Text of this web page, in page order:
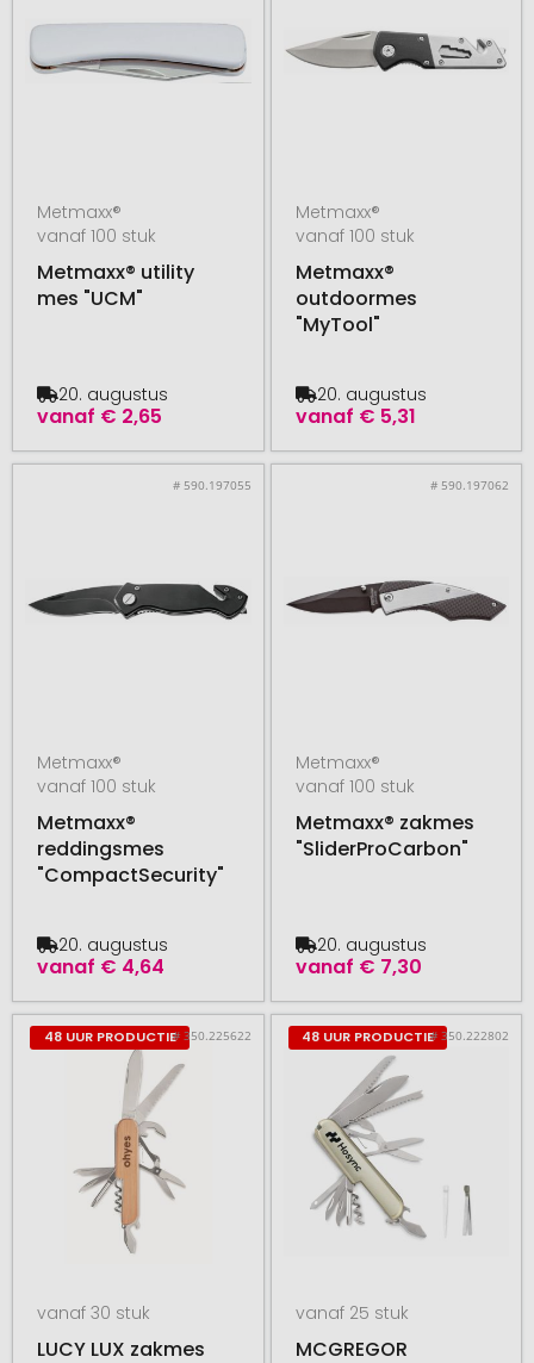
Metmaxx®
vanaf 100 stuk
Metmaxx® utility
mes "UCM"
vanaf € 2,65
20. augustus
Metmaxx®
vanaf 100 stuk
Metmaxx®
outdoormes
"MyTool"
vanaf € 5,31
20. augustus
# 590.197055
Metmaxx®
vanaf 100 stuk
Metmaxx®
reddingsmes
"CompactSecurity"
vanaf € 4,64
20. augustus
# 590.197062
Metmaxx®
vanaf 100 stuk
Metmaxx® zakmes
"SliderProCarbon"
vanaf € 7,30
20. augustus
48 UUR PRODUCTIE# 350.225622
vanaf 30 stuk
LUCY LUX zakmes
48 UUR PRODUCTIE# 350.222802
vanaf 25 stuk
MCGREGOR